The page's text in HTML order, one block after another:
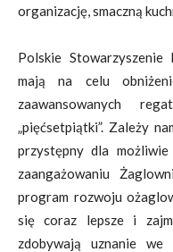
organizację, smaczną
Polskie Stowarzyszenie
mają na celu
zaawansowanych
„pięćsetpiątki”. Zależy
przystępny dla
zaangażowaniu
program rozwoju
się coraz lepsze i
zdobywają uznanie